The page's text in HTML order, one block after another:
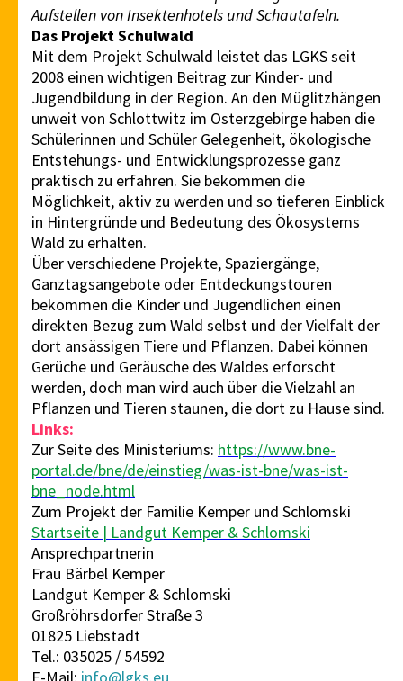
Aufstellen von Insektenhotels und Schautafeln.
Das Projekt Schulwald
Mit dem Projekt Schulwald leistet das LGKS seit
2008 einen wichtigen Beitrag zur Kinder- und
Jugendbildung in der Region. An den Müglitzhängen
unweit von Schlottwitz im Osterzgebirge haben die
Schülerinnen und Schüler Gelegenheit, ökologische
Entstehungs- und Entwicklungsprozesse ganz
praktisch zu erfahren. Sie bekommen die
Möglichkeit, aktiv zu werden und so tieferen Einblick
in Hintergründe und Bedeutung des Ökosystems
Wald zu erhalten.
Über verschiedene Projekte, Spaziergänge,
Ganztagsangebote oder Entdeckungstouren
bekommen die Kinder und Jugendlichen einen
direkten Bezug zum Wald selbst und der Vielfalt der
dort ansässigen Tiere und Pflanzen. Dabei können
Gerüche und Geräusche des Waldes erforscht
werden, doch man wird auch über die Vielzahl an
Pflanzen und Tieren staunen, die dort zu Hause sind.
Links:
Zur Seite des Ministeriums: https://www.bne-
portal.de/bne/de/einstieg/was-ist-bne/was-ist-
bne_node.html
Zum Projekt der Familie Kemper und Schlomski
Startseite | Landgut Kemper & Schlomski
Ansprechpartnerin
Frau Bärbel Kemper
Landgut Kemper & Schlomski
Großröhrsdorfer Straße 3
01825 Liebstadt
Tel.: 035025 / 54592